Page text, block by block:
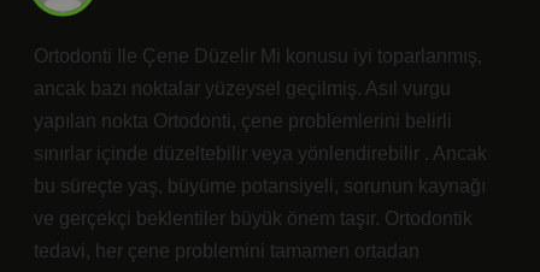
Ortodonti Ile Çene Düzelir Mi konusu iyi toparlanmış,
ancak bazı noktalar yüzeysel geçilmiş. Asıl vurgu
yapılan nokta Ortodonti, çene problemlerini belirli
sınırlar içinde düzeltebilir veya yönlendirebilir . Ancak
bu süreçte yaş, büyüme potansiyeli, sorunun kaynağı
ve gerçekçi beklentiler büyük önem taşır. Ortodontik
tedavi, her çene problemini tamamen ortadan